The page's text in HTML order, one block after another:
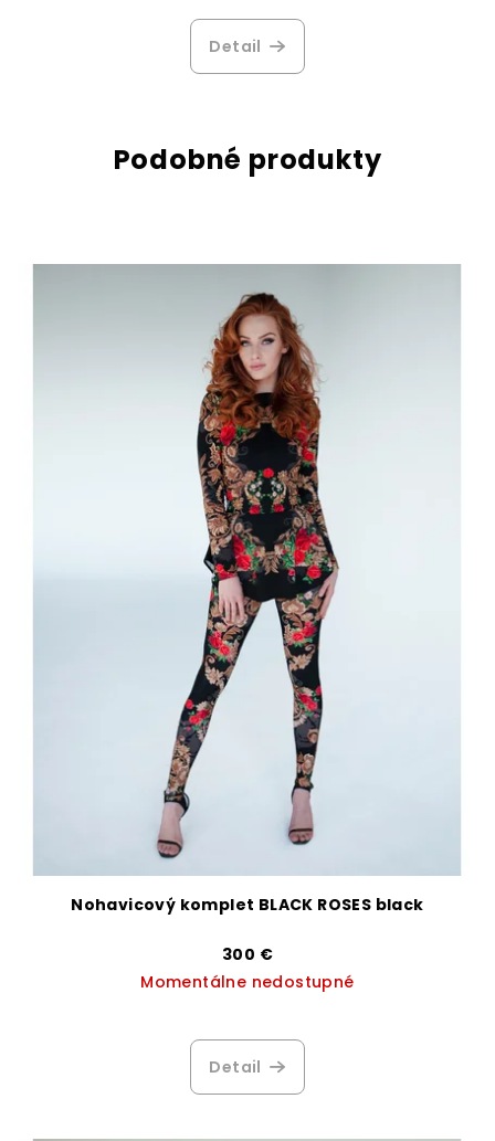
Detail
Podobné produkty
Nohavicový komplet BLACK ROSES black
300 €
Momentálne nedostupné
Detail